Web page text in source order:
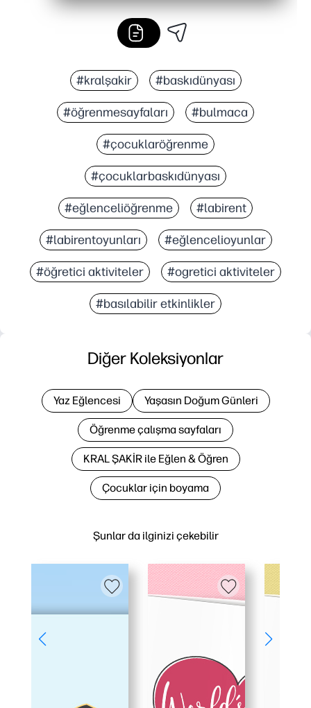
#kralşakir #baskıdünyası
#öğrenmesayfaları #bulmaca
#çocuklaröğrenme
#çocuklarbaskıdünyası
#eğlenceliöğrenme #labirent
#labirentoyunları #eğlencelioyunlar
#öğretici aktiviteler #ogretici aktiviteler
#basılabilir etkinlikler
Şunlar da ilginizi çekebilir
Diğer Koleksiyonlar
Yaz Eğlencesi Yaşasın Doğum Günleri
Öğrenme çalışma sayfaları
KRAL ŞAKİR ile Eğlen & Öğren
Çocuklar için boyama